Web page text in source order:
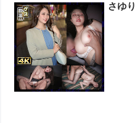
さゆり